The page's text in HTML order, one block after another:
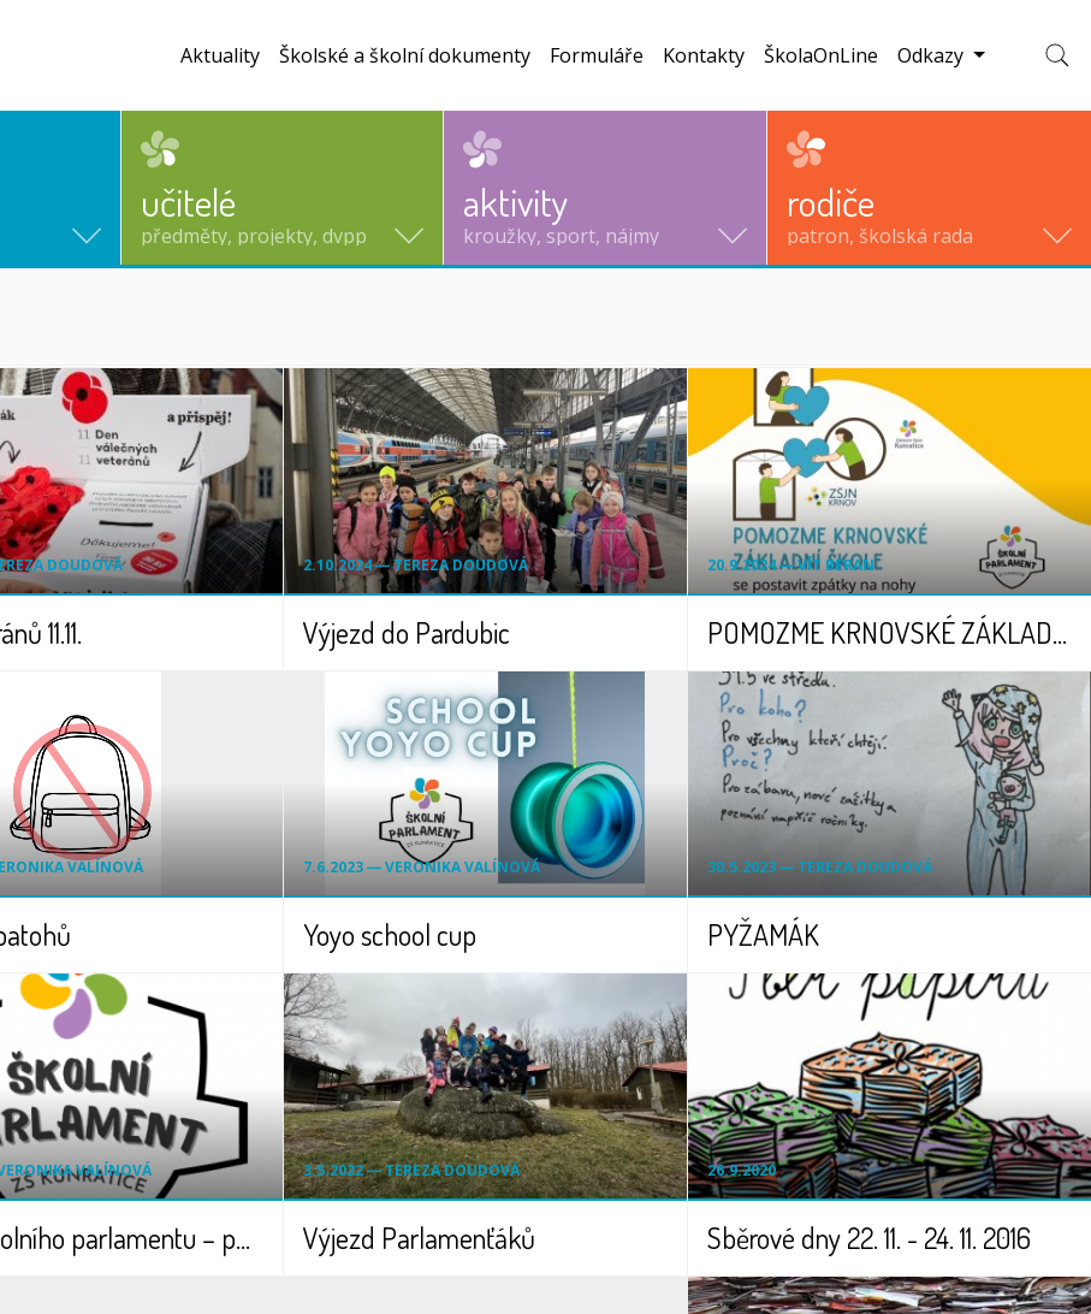
učitelé
předměty, projekty, dvpp
aktivity
kroužky, sport, nájmy
rodiče
patron, školská rada
Aktuality Školské a školní dokumenty Formuláře Kontakty ŠkolaOnLine Odkazy
DOUDOVÁ
11.11.
2.10.2024 ― TEREZA DOUDOVÁ
Výjezd do Pardubic
20.9.2024 ― VÍT BERAN
POMOZME KRNOVSKÉ ZÁKLADNÍ ŠKOLE se postavit zpátky na nohy
VALÍNOVÁ 7.6.2023 ― VERONIKA VALÍNOVÁ
Yoyo school cup
30.5.2023 ― TEREZA DOUDOVÁ
PYŽAMÁK
VALÍNOVÁ
Výjezd školního parlamentu – podzim 2022
3.5.2022 ― TEREZA DOUDOVÁ
Výjezd Parlamenťáků
26.9.2020
Sběrové dny 22. 11. - 24. 11. 2016